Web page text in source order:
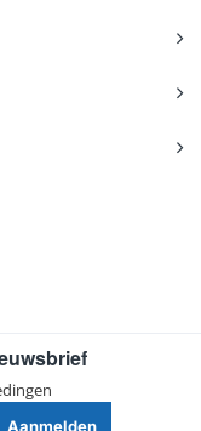
Aanmelden